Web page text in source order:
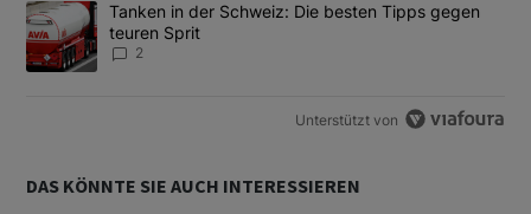
Ein Trendartikel mit dem Titel "Tanken in der Schweiz: Die
Tanken in der Schweiz: Die besten Tipps gegen
teuren Sprit
2
Unterstützt von
DAS KÖNNTE SIE AUCH INTERESSIEREN